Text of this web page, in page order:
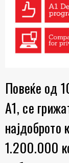
Повеќе од
А1, се
најдоброто
1.200.000